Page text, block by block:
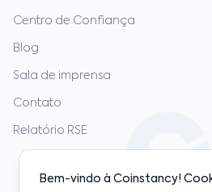
Centro de Confiança
Blog
Sala de imprensa
Contato
Relatório RSE
Bem-vindo à Coinstancy!